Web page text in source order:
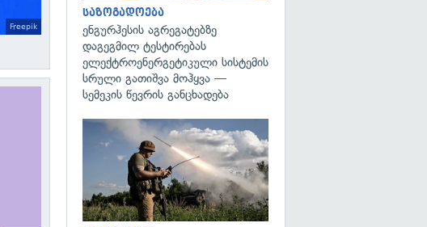
Freepik
საზოგადოება
ენგურჰესის აგრეგატებზე
დაგეგმილ ტესტირებას
ელექტროენერგეტიკული სისტემის
სრული გათიშვა მოჰყვა —
სემეკის წევრის განცხადება